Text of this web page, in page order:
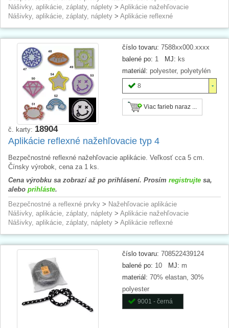
Nášivky, aplikácie, záplaty, náplety > Aplikácie nažehľovacie
Nášivky, aplikácie, záplaty, náplety > Aplikácie reflexné
číslo tovaru: 7588xx000.xxxx
balené po: 1 MJ: ks
materiál: polyester, polyetylén
8
Viac farieb naraz ...
č. karty: 18904
Aplikácie reflexné nažehľovacie typ 4
Bezpečnostné reflexné nažehľovacie aplikácie. Veľkosť cca 5 cm.
Čínsky výrobok, cena za 1 ks.
Cena výrobku sa zobrazí až po prihlásení. Prosím registrujte sa,
alebo prihláste.
Bezpečnostné a reflexné prvky > Nažehľovacie aplikácie
Nášivky, aplikácie, záplaty, náplety > Aplikácie nažehľovacie
Nášivky, aplikácie, záplaty, náplety > Aplikácie reflexné
číslo tovaru: 708522439124
balené po: 10 MJ: m
materiál: 70% elastan, 30%
polyester
9001 - černá